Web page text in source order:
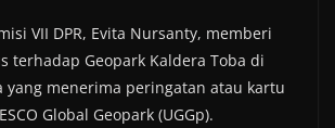
VII DPR, Evita Nursanty, memberi
terhadap Geopark Kaldera Toba di
yang menerima peringatan atau kartu
Global Geopark (UGGp).